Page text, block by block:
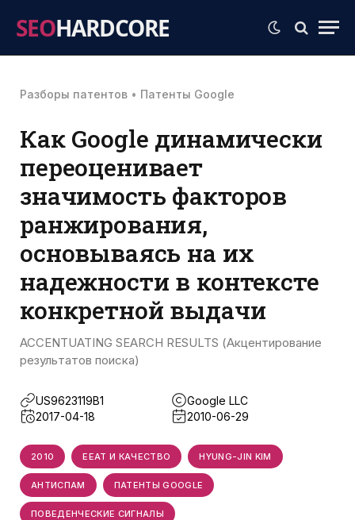
SEOHARDCORE
Разборы патентов • Патенты Google
Как Google динамически
переоценивает
значимость факторов
ранжирования,
основываясь на их
надежности в контексте
конкретной выдачи
ACCENTUATING SEARCH RESULTS (Акцентирование
результатов поиска)
US9623119B1
Google LLC
2017-04-18
2010-06-29
2010 EEAT И КАЧЕСТВО HYUNG-JIN KIM
АНТИСПАМ ПАТЕНТЫ GOOGLE
ПОВЕДЕНЧЕСКИЕ СИГНАЛЫ